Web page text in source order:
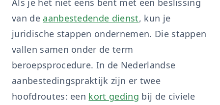
Als je het niet eens bent met een beslissing
van de aanbestedende dienst, kun je
juridische stappen ondernemen. Die stappen
vallen samen onder de term
beroepsprocedure. In de Nederlandse
aanbestedingspraktijk zijn er twee
hoofdroutes: een kort geding bij de civiele